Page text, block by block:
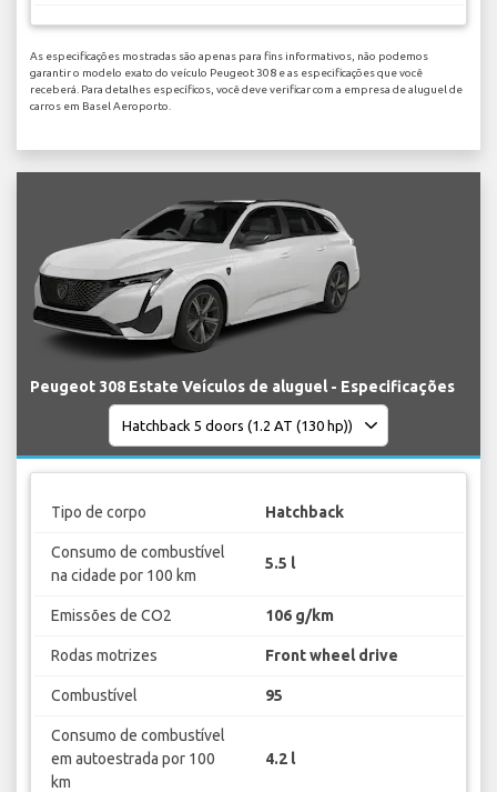
As especificações mostradas são apenas para fins informativos, não podemos
garantir o modelo exato do veículo Peugeot 308 e as especificações que você
receberá. Para detalhes específicos, você deve verificar com a empresa de aluguel de
carros em Basel Aeroporto.
Peugeot 308 Estate Veículos de aluguel - Especificações
Tipo de corpo Hatchback
Consumo de combustível
na cidade por 100 km
5.5 l
Emissões de CO2 106 g/km
Rodas motrizes Front wheel drive
Combustível 95
Consumo de combustível
em autoestrada por 100
km
4.2 l